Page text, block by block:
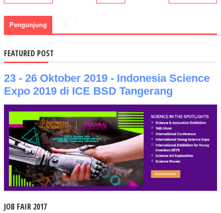
Pengunjung
FEATURED POST
23 - 26 Oktober 2019 - Indonesia Science
Expo 2019 di ICE BSD Tangerang
JOB FAIR 2017